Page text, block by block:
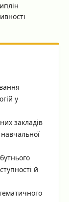
у
закладів
навчальної
й